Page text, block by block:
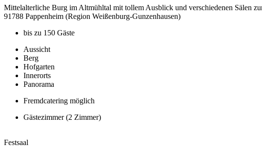
Mittelalterliche Burg im Altmühltal mit tollem Ausblick und verschiedenen Sälen
91788 Pappenheim (Region Weißenburg-Gunzenhausen)
bis zu 150 Gäste
Aussicht
Berg
Hofgarten
Innerorts
Panorama
Fremdcatering möglich
Gästezimmer (2 Zimmer)
Festsaal